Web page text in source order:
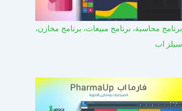
برنامج محاسبة، برنامج مبيعات، برنامج مخازن،
سيلز اب